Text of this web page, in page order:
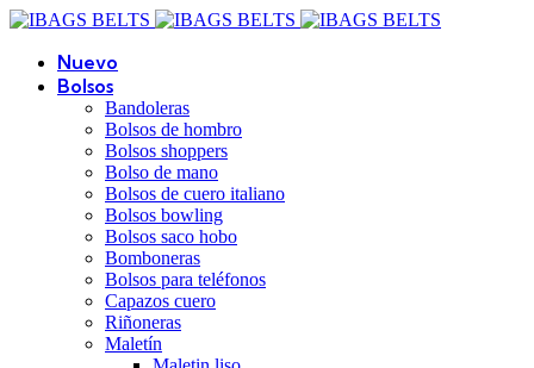
Nuevo
Bolsos
Bandoleras
Bolsos de hombro
Bolsos shoppers
Bolso de mano
Bolsos de cuero italiano
Bolsos bowling
Bolsos saco hobo
Bomboneras
Bolsos para teléfonos
Capazos cuero
Riñoneras
Maletín